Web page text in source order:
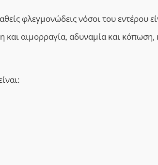
φλεγμονώδεις νόσοι του εντέρου
αιμορραγία, αδυναμία και κόπωση,